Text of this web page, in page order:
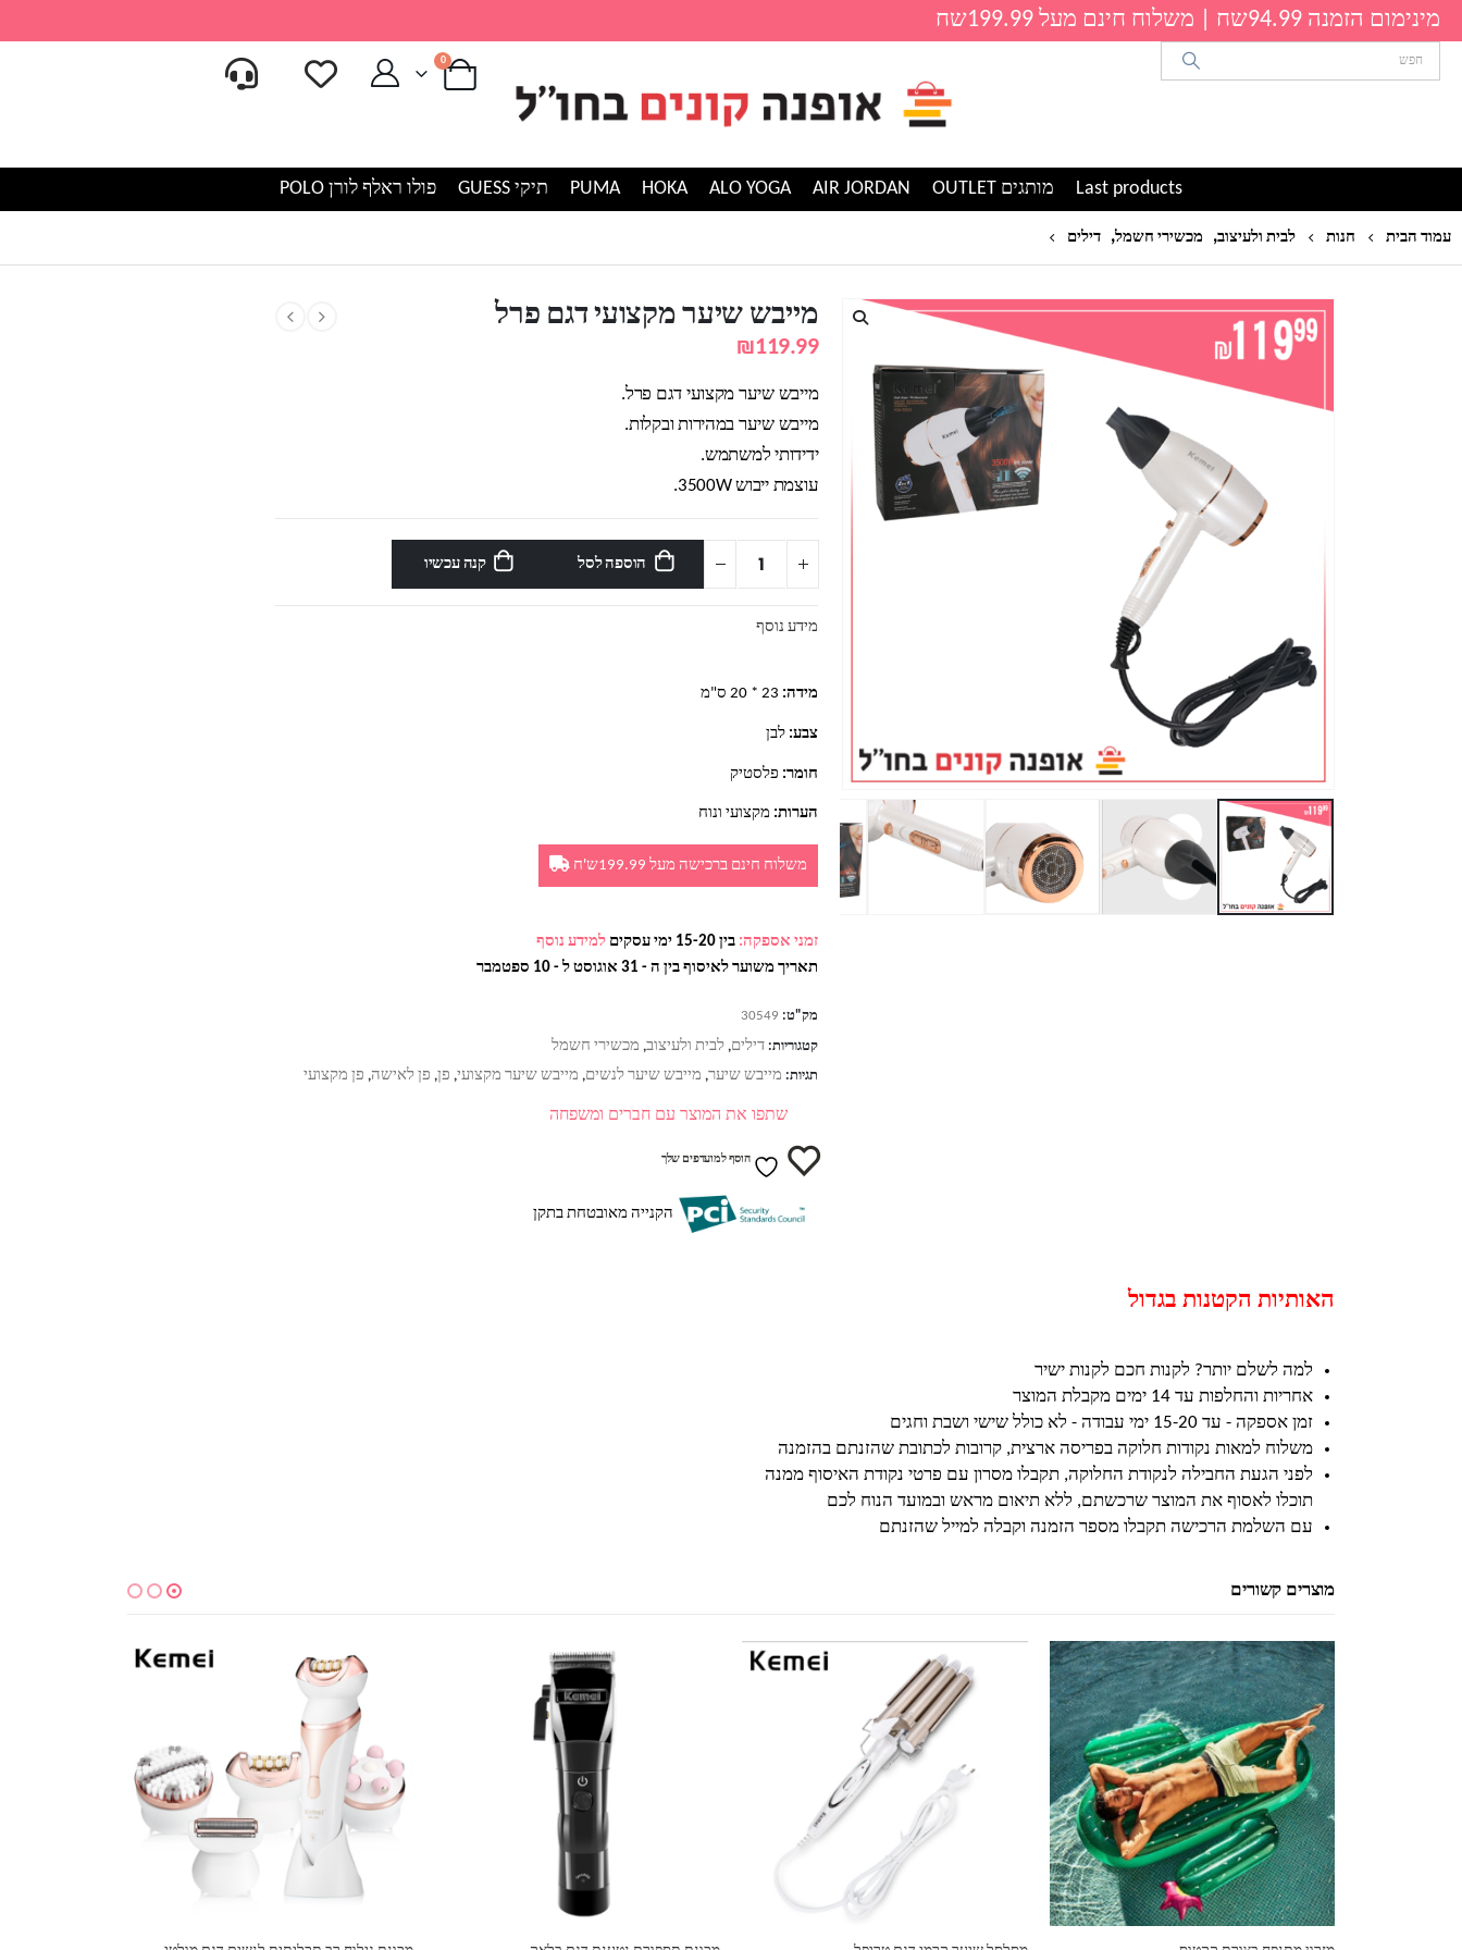
מינימום הזמנה 94.99שח | משלוח חינם מעל 199.99שח
0
Last products מותגים OUTLET AIR JORDAN
ALO YOGA
HOKA
PUMA תיקי GUESS פולו ראלף לורן POLO
עמוד הבית חנות לבית ולעיצוב, מכשירי חשמל, דילים
מייבש שיער מקצועי דגם פרל
₪119.99
מייבש שיער מקצועי דגם פרל.
מייבש שיער במהירות ובקלות.
ידידותי למשתמש.
עוצמת ייבוש 3500W.
הוספה לסל קנה עכשיו
מידע נוסף
מידה: 23 * 20 ס"מ
צבע: לבן
חומר: פלסטיק
הערות: מקצועי ונוח
משלוח חינם ברכישה מעל 199.99ש'ח
זמני אספקה: בין 15-20 ימי עסקים
למידע נוסף
תאריך משוער לאיסוף בין ה - 31 אוגוסט ל - 10 ספטמבר
מק"ט: 30549
קטגוריות: דילים, לבית ולעיצוב, מכשירי חשמל
תגיות: מייבש שיער, מייבש שיער לנשים, מייבש שיער מקצועי, פן, פן לאישה, פן מקצועי
שתפו את המוצר עם חברים ומשפחה
הוסף למועדפים שלך
הקנייה מאובטחת בתקן
האותיות הקטנות בגדול
למה לשלם יותר? לקנות חכם לקנות ישיר
אחריות והחלפות עד 14 ימים מקבלת המוצר
זמן אספקה - עד 15-20 ימי עבודה - לא כולל שישי ושבת וחגים
משלוח למאות נקודות חלוקה בפריסה ארצית, קרובות לכתובת שהזנתם בהזמנה
לפני הגעת החבילה לנקודת החלוקה, תקבלו מסרון עם פרטי נקודת האיסוף ממנה
תוכלו לאסוף את המוצר שרכשתם, ללא תיאום מראש ובמועד הנוח לכם
עם השלמת הרכישה תקבלו מספר הזמנה וקבלה למייל שהזנתם
מוצרים קשורים